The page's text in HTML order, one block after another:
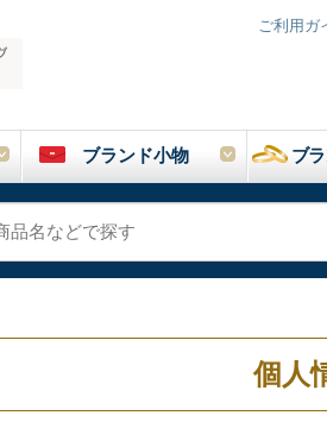
ご利用ガ
ブランド小物 ブ
個人